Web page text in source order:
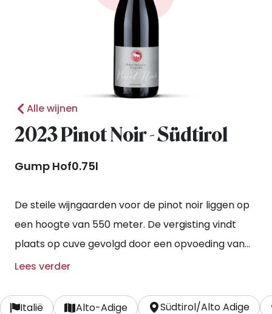
Alle wijnen
2023 Pinot Noir - Südtirol
Gump Hof0.75l
De steile wijngaarden voor de pinot noir liggen op
een hoogte van 550 meter. De vergisting vindt
plaats op cuve gevolgd door een opvoeding van
twaalf maanden op barrique. De hoge ligging en
noir met rood fruit en zwart fruit, iets specerijen en
Lees verder
Italië Alto-Adige Südtirol/Alto Adige